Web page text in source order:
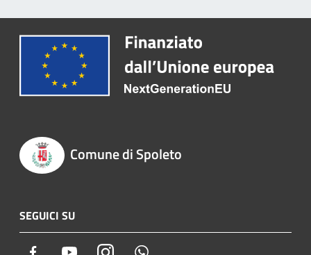
Comune di Spoleto
SEGUICI SU
Facebook YoutubeInstagram